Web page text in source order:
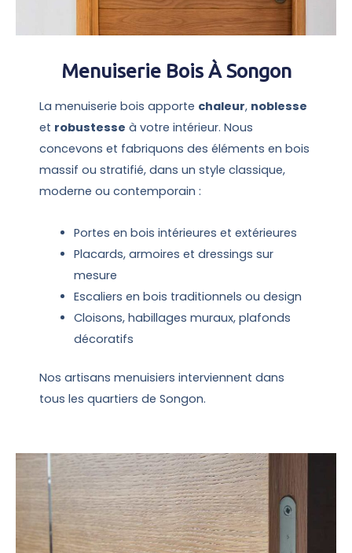
Menuiserie Bois À Songon
La menuiserie bois apporte chaleur, noblesse
et robustesse à votre intérieur. Nous
concevons et fabriquons des éléments en bois
massif ou stratifié, dans un style classique,
moderne ou contemporain :
Portes en bois intérieures et extérieures
Placards, armoires et dressings sur
mesure
Escaliers en bois traditionnels ou design
Cloisons, habillages muraux, plafonds
décoratifs
Nos artisans menuisiers interviennent dans
tous les quartiers de Songon.